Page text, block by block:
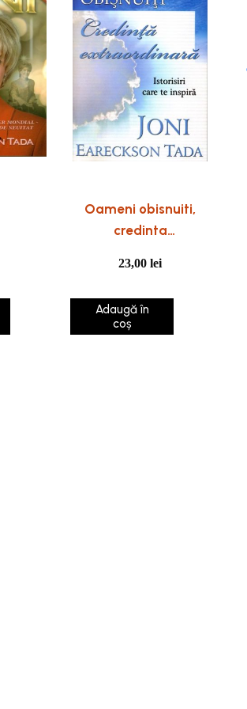
Oameni obisnuiti,
credinta
Istorisiri care te
inspira
23,00lei
Adaugă în
coș